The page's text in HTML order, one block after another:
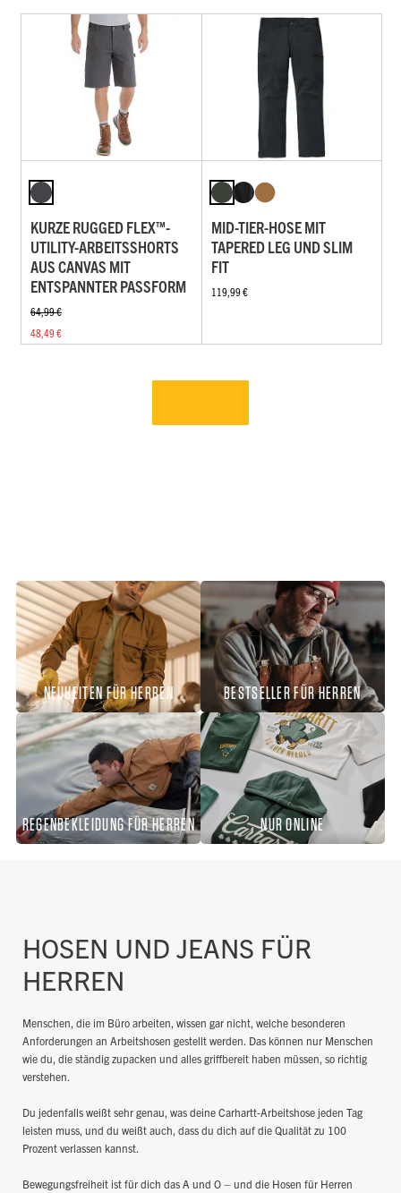
KURZE RUGGED FLEX™-
UTILITY-ARBEITSSHORTS
AUS CANVAS MIT
ENTSPANNTER PASSFORM
64,99 €
48,49 €
MID-TIER-HOSE MIT
TAPERED LEG UND SLIM
FIT
119,99 €
NEUHEITEN FÜR HERREN BESTSELLER FÜR HERREN
REGENBEKLEIDUNG FÜR HERREN NUR ONLINE
HOSEN UND JEANS FÜR
HERREN
Menschen, die im Büro arbeiten, wissen gar nicht, welche besonderen
Anforderungen an Arbeitshosen gestellt werden. Das können nur Menschen
wie du, die ständig zupacken und alles griffbereit haben müssen, so richtig
verstehen.
Du jedenfalls weißt sehr genau, was deine Carhartt-Arbeitshose jeden Tag
leisten muss, und du weißt auch, dass du dich auf die Qualität zu 100
Prozent verlassen kannst.
Bewegungsfreiheit ist für dich das A und O – und die Hosen für Herren